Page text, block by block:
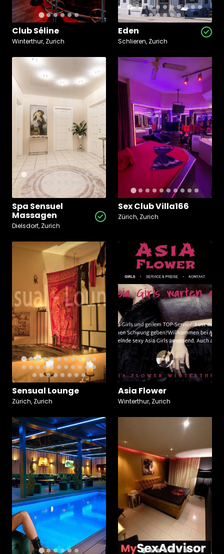
Club Séline
Winterthur, Zurich
Eden
Schlieren, Zurich
Spa Sensuel
Massagen
Dielsdorf, Zurich
Sex Club Villa166
Zürich, Zurich
Sensual Lounge
Zürich, Zurich
Asia Flower
Winterthur, Zurich